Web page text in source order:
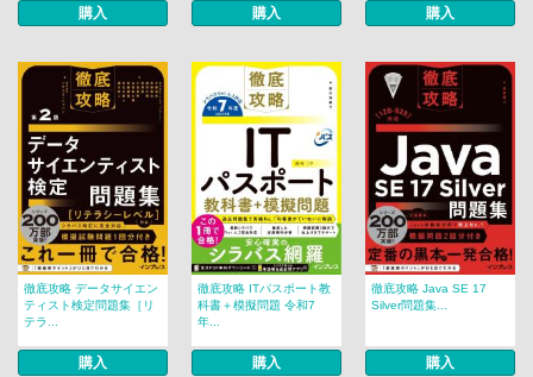
購入 購入 購入
徹底攻略 データサイエン
ティスト検定問題集［リ
テラ...
購入
徹底攻略 ITパスポート教
科書＋模擬問題 令和7
年...
購入
徹底攻略 Java SE 17
Silver問題集...
購入